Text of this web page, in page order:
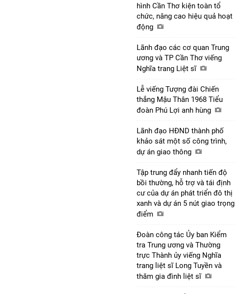
hình Cần Thơ kiện toàn tổ
chức, nâng cao hiệu quả hoạt
động
Lãnh đạo các cơ quan Trung
ương và TP Cần Thơ viếng
Nghĩa trang Liệt sĩ
Lễ viếng Tượng đài Chiến
thắng Mậu Thân 1968 Tiểu
đoàn Phú Lợi anh hùng
Lãnh đạo HĐND thành phố
khảo sát một số công trình,
dự án giao thông
Tập trung đẩy nhanh tiến độ
bồi thường, hỗ trợ và tái định
cư của dự án phát triển đô thị
xanh và dự án 5 nút giao trọng
điểm
Đoàn công tác Ủy ban Kiểm
tra Trung ương và Thường
trực Thành ủy viếng Nghĩa
trang liệt sĩ Long Tuyền và
thăm gia đình liệt sĩ